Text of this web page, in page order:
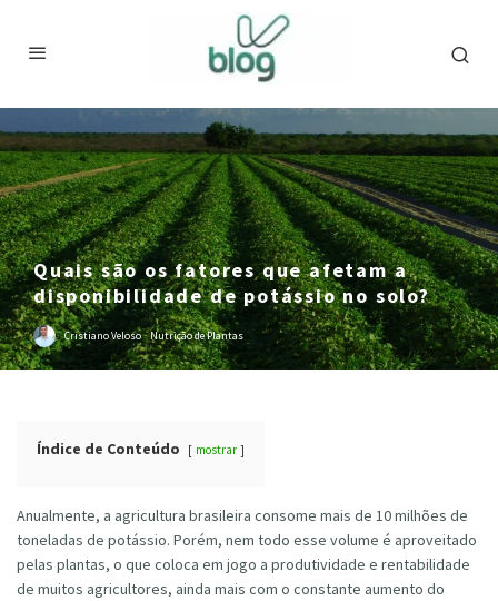
Quais são os fatores que afetam a
disponibilidade de potássio no solo?
Cristiano Veloso · Nutrição de Plantas
Índice de Conteúdo mostrar
Anualmente, a agricultura brasileira consome mais de 10 milhões de
toneladas de potássio. Porém, nem todo esse volume é aproveitado
pelas plantas, o que coloca em jogo a produtividade e rentabilidade
de muitos agricultores, ainda mais com o constante aumento do